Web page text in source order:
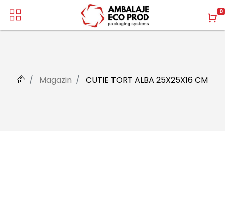
0
Magazin CUTIE TORT ALBA 25X25X16 CM